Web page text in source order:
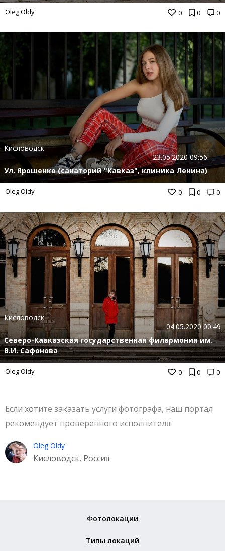
0 0 0
Oleg Oldy
0 0 0
Кисловодск
23.05.2020 09:56
Ул. Ярошенко (санаторий "Кавказ", клиника Ленина)
Oleg Oldy
0 0 0
Кисловодск
04.05.2020 00:49
Северо-Кавказская государственная филармония им.
В.И. Сафонова
Oleg Oldy
Если хотите заказать услуги фотографа, наш портал
рекомендует проверенного исполнителя:
Oleg Oldy
Кисловодск, Россия
Фотолокации
Типы локаций